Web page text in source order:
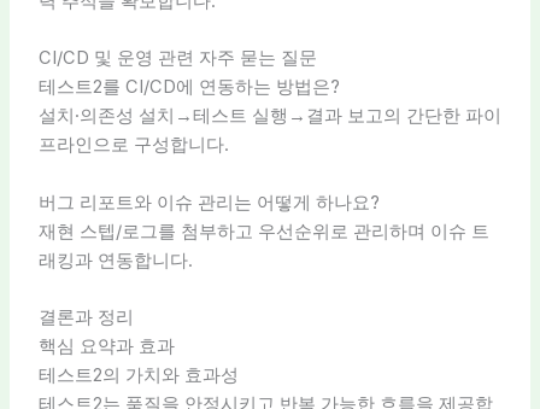
CI/CD 및 운영 관련 자주 묻는 질문
테스트2를 CI/CD에 연동하는 방법은?
설치·의존성 설치→테스트 실행→결과 보고의 간단한 파이
프라인으로 구성합니다.
버그 리포트와 이슈 관리는 어떻게 하나요?
재현 스텝/로그를 첨부하고 우선순위로 관리하며 이슈 트
래킹과 연동합니다.
결론과 정리
핵심 요약과 효과
테스트2의 가치와 효과성
테스트2는 품질을 안정시키고 반복 가능한 흐름을 제공합